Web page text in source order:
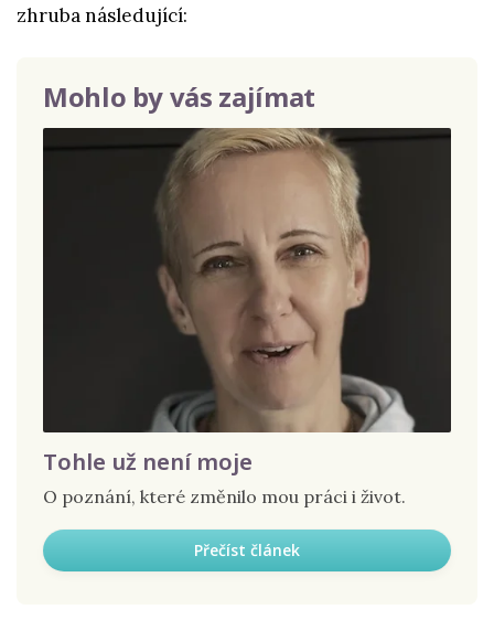
zhruba následující:
Mohlo by vás zajímat
Tohle už není moje
O poznání, které změnilo mou práci i život.
Přečíst článek